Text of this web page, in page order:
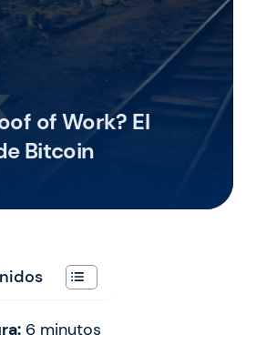
of Work? El
Bitcoin
6 minutos